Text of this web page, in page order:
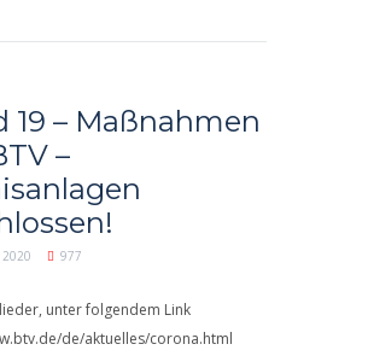
19 – Maßnahmen
–
977
unter folgendem Link
de/aktuelles/corona.html